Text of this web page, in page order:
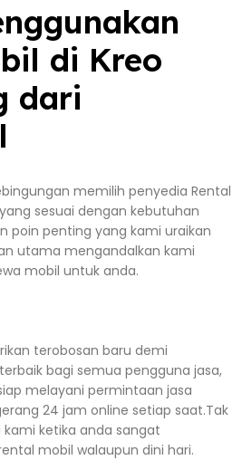
di Kreo
dari
memilih penyedia Rental
sesuai dengan kebutuhan
poin penting yang kami uraikan
utama mengandalkan kami
mobil untuk anda.
terobosan baru demi
bagi semua pengguna jasa,
melayani permintaan jasa
24 jam online setiap saat.Tak
ketika anda sangat
mobil walaupun dini hari.